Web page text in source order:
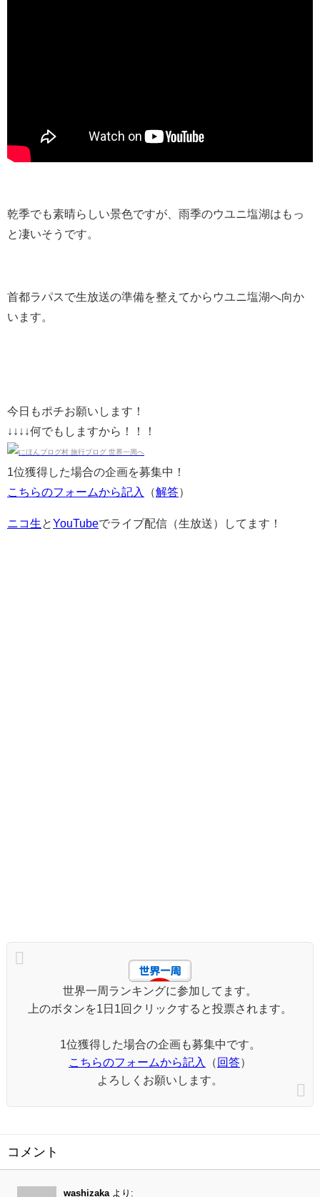
乾季でも素晴らしい景色ですが、雨季のウユニ塩湖はもっ
と凄いそうです。
首都ラパスで生放送の準備を整えてからウユニ塩湖へ向か
います。
今日もポチお願いします！
↓↓↓↓何でもしますから！！！
1位獲得した場合の企画を募集中！
こちらのフォームから記入
（解答）
ニコ生とYouTubeでライブ配信（生放送）してます！
世界一周ランキングに参加してます。
上のボタンを1日1回クリックすると投票されます。
1位獲得した場合の企画も募集中です。
こちらのフォームから記入
（ 回答）
よろしくお願いします。
コメント
washizaka より: